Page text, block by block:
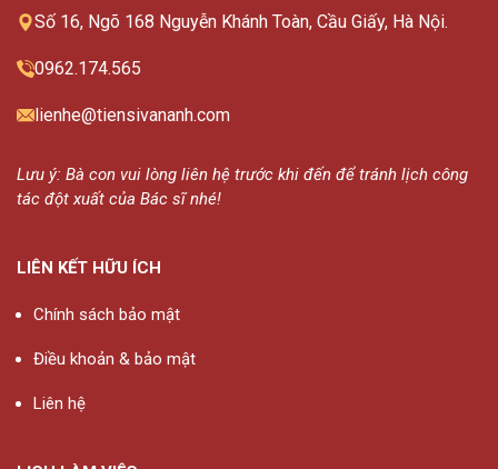
Số 16, Ngõ 168 Nguyễn Khánh Toàn, Cầu Giấy, Hà Nội.
0962.174.565
lienhe@tiensivananh.com
Lưu ý: Bà con vui lòng liên hệ trước khi đến để tránh lịch công
tác đột xuất của Bác sĩ nhé!
LIÊN KẾT HỮU ÍCH
Chính sách bảo mật
Điều khoản & bảo mật
Liên hệ